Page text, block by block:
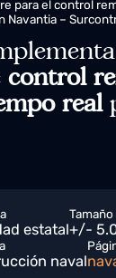
Navantia –
control
estatal +/-